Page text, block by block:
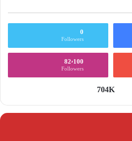
0
Followers
82٬100
Followers
704K